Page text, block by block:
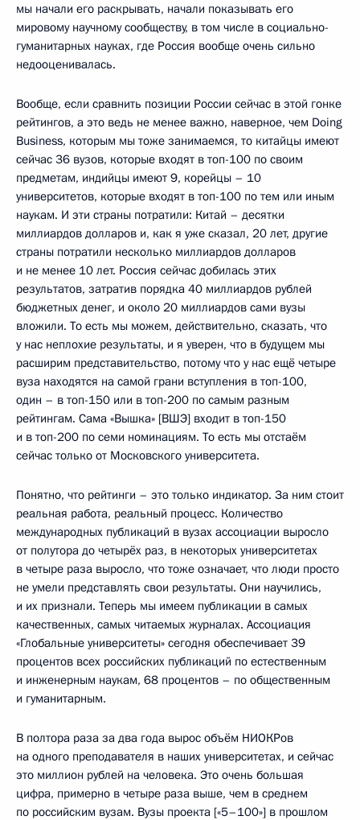
мы начали его раскрывать, начали показывать его
мировому научному сообществу, в том числе в социально-
гуманитарных науках, где Россия вообще очень сильно
недооценивалась.
Вообще, если сравнить позиции России сейчас в этой гонке
рейтингов, а это ведь не менее важно, наверное, чем Doing
Business, которым мы тоже занимаемся, то китайцы имеют
сейчас 36 вузов, которые входят в топ-100 по своим
предметам, индийцы имеют 9, корейцы – 10
университетов, которые входят в топ-100 по тем или иным
наукам. И эти страны потратили: Китай – десятки
миллиардов долларов и, как я уже сказал, 20 лет, другие
страны потратили несколько миллиардов долларов
и не менее 10 лет. Россия сейчас добилась этих
результатов, затратив порядка 40 миллиардов рублей
бюджетных денег, и около 20 миллиардов сами вузы
вложили. То есть мы можем, действительно, сказать, что
у нас неплохие результаты, и я уверен, что в будущем мы
расширим представительство, потому что у нас ещё четыре
вуза находятся на самой грани вступления в топ-100,
один – в топ-150 или в топ-200 по самым разным
рейтингам. Сама «Вышка» [ВШЭ] входит в топ-150
и в топ-200 по семи номинациям. То есть мы отстаём
сейчас только от Московского университета.
Понятно, что рейтинги – это только индикатор. За ним стоит
реальная работа, реальный процесс. Количество
международных публикаций в вузах ассоциации выросло
от полутора до четырёх раз, в некоторых университетах
в четыре раза выросло, что тоже означает, что люди просто
не умели представлять свои результаты. Они научились,
и их признали. Теперь мы имеем публикации в самых
качественных, самых читаемых журналах. Ассоциация
«Глобальные университеты» сегодня обеспечивает 39
процентов всех российских публикаций по естественным
и инженерным наукам, 68 процентов – по общественным
и гуманитарным.
В полтора раза за два года вырос объём НИОКРов
на одного преподавателя в наших университетах, и сейчас
это миллион рублей на человека. Это очень большая
цифра, примерно в четыре раза выше, чем в среднем
по российским вузам. Вузы проекта [«5–100»] в прошлом